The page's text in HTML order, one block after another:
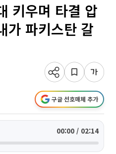
키우며 타결 압
파키스탄 갈
구글 선호매체 추가
00:00 / 02:14